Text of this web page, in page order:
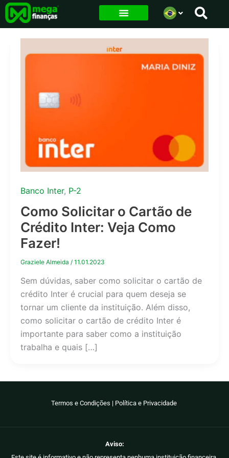
para
Banco Inter, P-2
Como Solicitar o Cartão de
Crédito Inter: Veja Como
Fazer!
Graziele Almeida / 11.01.2023
Sem dúvidas, saber como solicitar o cartão de
crédito Inter é crucial para quem deseja se
tornar um cliente da instituição. Além disso,
como solicitar o cartão de crédito Inter é
importante para saber como a instituição
trabalha e quais […]
Termos e Condições | Política e Privacidade
Aviso: